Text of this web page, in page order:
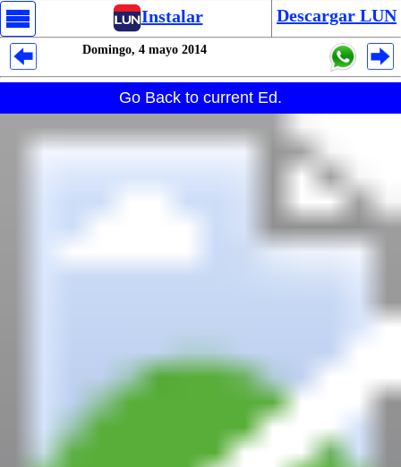
Instalar Descargar LUN
Domingo, 4 mayo 2014
Go Back to current Ed.
Despliegues Analytics
Despliegues Totales
Despliegues por Rubros